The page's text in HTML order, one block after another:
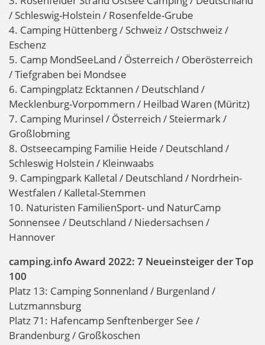
/ Schleswig-Holstein / Rosenfelde-Grube
4. Camping Hüttenberg / Schweiz / Ostschweiz /
Eschenz
5. Camp MondSeeLand / Österreich / Oberösterreich
/ Tiefgraben bei Mondsee
6. Campingplatz Ecktannen / Deutschland /
Mecklenburg-Vorpommern / Heilbad Waren (Müritz)
7. Camping Murinsel / Österreich / Steiermark /
Großlobming
8. Ostseecamping Familie Heide / Deutschland /
Schleswig Holstein / Kleinwaabs
9. Campingpark Kalletal / Deutschland / Nordrhein-
Westfalen / Kalletal-Stemmen
10. Naturisten FamilienSport- und NaturCamp
Sonnensee / Deutschland / Niedersachsen /
Hannover
camping.info Award 2022: 7 Neueinsteiger der Top
100
Platz 13: Camping Sonnenland / Burgenland /
Lutzmannsburg
Platz 71: Hafencamp Senftenberger See /
Brandenburg / Großkoschen